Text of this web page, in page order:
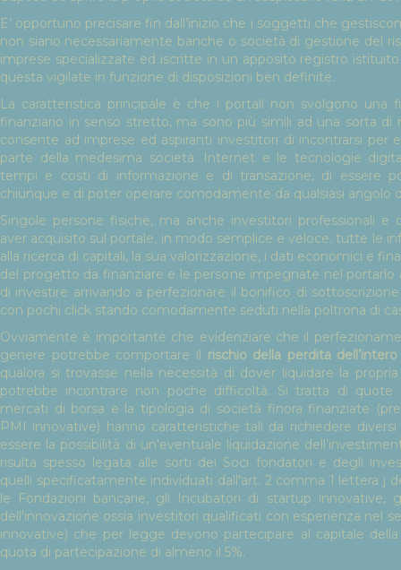
E’ opportuno precisare fin dall’inizio che i soggetti che
non siano necessariamente banche o società di gestione del
imprese specializzate ed iscritte in un apposito registro
questa vigilate in funzione di disposizioni ben definite.
La caratteristica principale è che i portali non svolgono una
finanziario in senso stretto, ma sono più simili ad una sorta di
consente ad imprese ed aspiranti investitori di incontrarsi per
parte della medesima società. Internet e le tecnologie
tempi e costi di informazione e di transazione, di essere
chiunque e di poter operare comodamente da qualsiasi angolo
Singole persone fisiche, ma anche investitori professionali e
aver acquisito sul portale, in modo semplice e veloce, tutte le
alla ricerca di capitali, la sua valorizzazione, i dati economici e
del progetto da finanziare e le persone impegnate nel portarlo
di investire arrivando a perfezionare il bonifico di
con pochi click stando comodamente seduti nella poltrona di
Ovviamente è importante che evidenziare che il
genere potrebbe comportare il rischio della perdita
qualora si trovasse nella necessità di dover liquidare la
potrebbe incontrare non poche difficoltà. Si tratta di
mercati di borsa e la tipologia di società finora finanziate
PMI innovative) hanno caratteristiche tali da richiedere
essere la possibilità di un’eventuale liquidazione
risulta spesso legata alle sorti dei Soci fondatori e degli
quelli specificatamente individuati dall'art. 2 comma 1 lettera j
le Fondazioni bancarie, gli Incubatori di startup innovative,
dell'innovazione ossia investitori qualificati con esperienza nel
innovative) che per legge devono partecipare al capitale
quota di partecipazione di almeno il 5%.